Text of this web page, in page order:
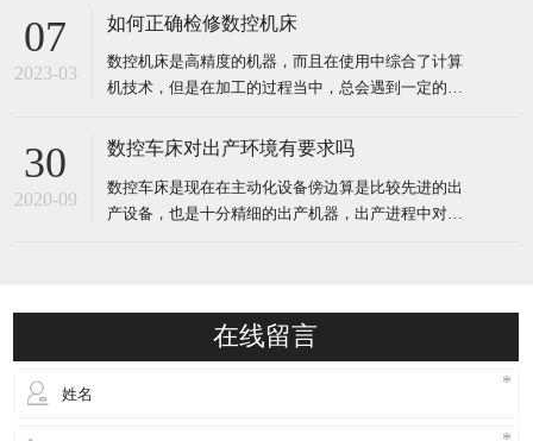
项进行综合的说明。高精度车床的几何精度反映机床
等）的几何形状误差及其组装后的几何形状误差。 包
括工作台面的平面度、各
07
2023-03
如何正确检修数控机床
数控机床是高精度的机器，而且在使用中综合了计算
机技术，但是在加工的过程当中，总会遇到一定的问
查出具体的故障。 数控机床检修： 一、走心机厂家
发生的原因，可它发生的过程是怎样的，只有这样才
能够排除故障，防止类
30
2020-09
数控车床对出产环境有要求吗
数控车床是现在在主动化设备傍边算是比较先进的出
产设备，也是十分精细的出产机器，出产进程中对准
产环境也是有必定的要求，防止数控车床的方位要原
理振源，且不能有阳光直
在线留言